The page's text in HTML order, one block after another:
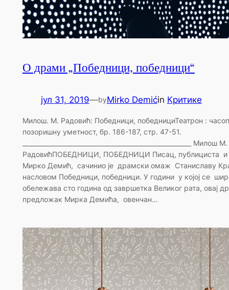
О драми „Победници, победници“
јул 31, 2019—byMirko Demićin Критике
Милош. М. Радовић: Победници, победнициТеатрон :
позоришну уметност, бр. 186-187, стр. 47-51.
_______________________________________________________ Mилош М.
РадовићПОБЕДНИЦИ, ПОБЕДНИЦИ Писац, публициста и
Мирко Демић, сачинио је драмски омаж Станиславу
насловом Победници, победници. У години у којој се
обележава сто година од завршетка Великог рата, овај
предложак Мирка Демића, овенчан…